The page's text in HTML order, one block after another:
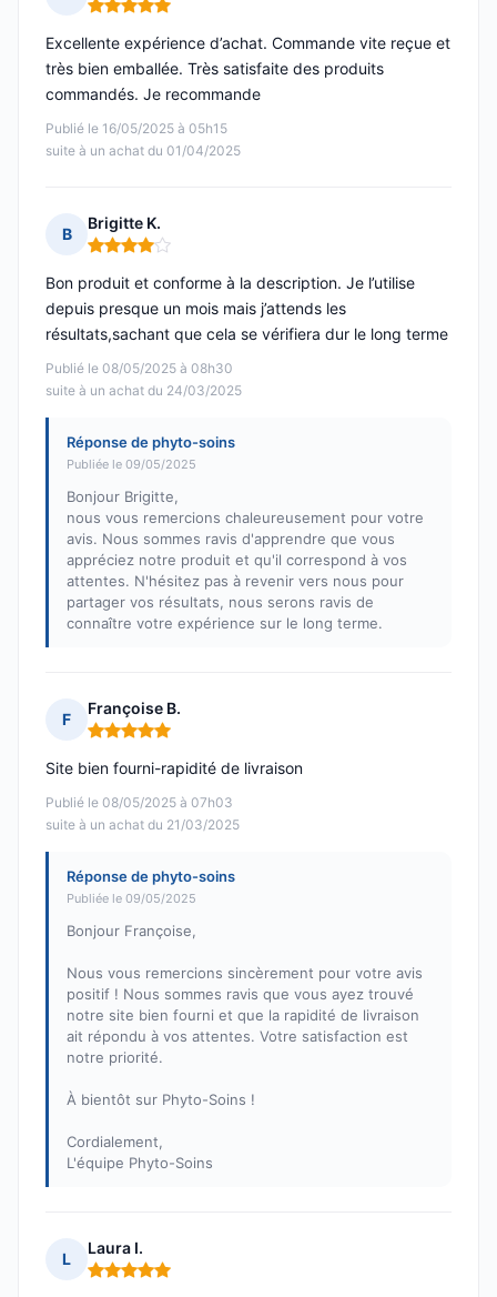
Note : 5 sur 5
Publié le 16/05/2025 à 05h15
suite à un achat du 01/04/2025
Excellente expérience d’achat. Commande vite reçue et
très bien emballée. Très satisfaite des produits
commandés. Je recommande
B
Brigitte K.
Note : 4 sur 5
Publié le 08/05/2025 à 08h30
suite à un achat du 24/03/2025
Bon produit et conforme à la description. Je l’utilise
depuis presque un mois mais j’attends les
résultats,sachant que cela se vérifiera dur le long terme
Réponse de phyto-soins
Publiée le 09/05/2025
Bonjour Brigitte,
nous vous remercions chaleureusement pour votre
avis. Nous sommes ravis d'apprendre que vous
appréciez notre produit et qu'il correspond à vos
attentes. N'hésitez pas à revenir vers nous pour
partager vos résultats, nous serons ravis de
connaître votre expérience sur le long terme.
F
Françoise B.
Note : 5 sur 5
Publié le 08/05/2025 à 07h03
suite à un achat du 21/03/2025
Site bien fourni-rapidité de livraison
Réponse de phyto-soins
Publiée le 09/05/2025
Bonjour Françoise,
Nous vous remercions sincèrement pour votre avis
positif ! Nous sommes ravis que vous ayez trouvé
notre site bien fourni et que la rapidité de livraison
ait répondu à vos attentes. Votre satisfaction est
notre priorité.
À bientôt sur Phyto-Soins !
Cordialement,
L'équipe Phyto-Soins
L
Laura I.
Note : 5 sur 5